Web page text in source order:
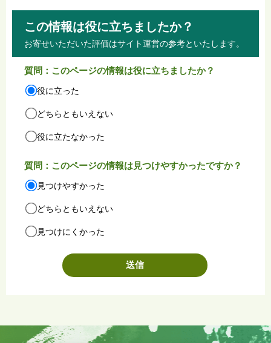
この情報は役に立ちましたか？
お寄せいただいた評価はサイト運営の参考といたします。
質問：このページの情報は役に立ちましたか？
役に立った
どちらともいえない
役に立たなかった
質問：このページの情報は見つけやすかったですか？
見つけやすかった
どちらともいえない
見つけにくかった